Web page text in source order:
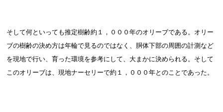
そして何といっても推定樹齢約１，０００年のオリーブである。オリー
ブの樹齢の決め方は年輪で見るのではなく、胴体下部の周囲の計測など
を現地で行い、育った環境を参考にして、大まかに決められる。そして
このオリーブは、現地ナーセリーで約１，０００年とのことであった。